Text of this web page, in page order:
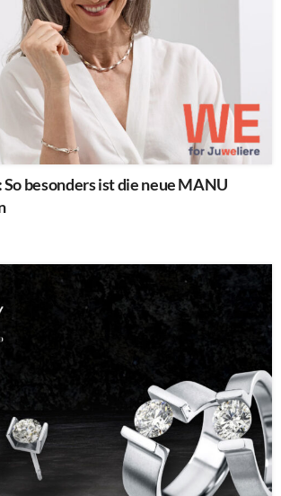
besonders ist die neue MANU